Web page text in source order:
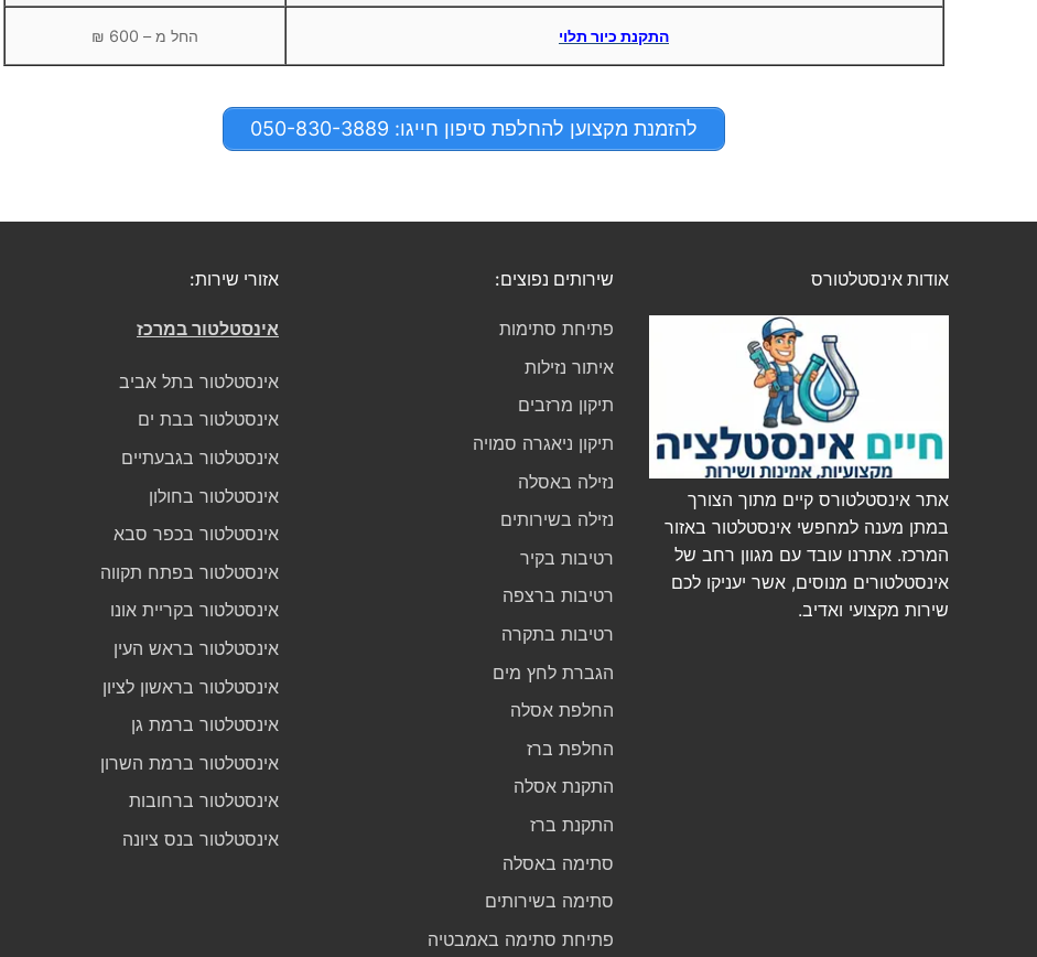
התקנת כיור תלוי החל מ – 600 ₪
להזמנת מקצוען להחלפת סיפון חייגו: 050-830-3889
אודות אינסטלטורס
אתר אינסטלטורס קיים מתוך הצורך
במתן מענה למחפשי אינסטלטור באזור
המרכז. אתרנו עובד עם מגוון רחב של
אינסטלטורים מנוסים, אשר יעניקו לכם
שירות מקצועי ואדיב.
שירותים נפוצים:
פתיחת סתימות
איתור נזילות
תיקון מרזבים
תיקון ניאגרה סמויה
נזילה באסלה
נזילה בשירותים
רטיבות בקיר
רטיבות ברצפה
רטיבות בתקרה
הגברת לחץ מים
החלפת אסלה
החלפת ברז
התקנת אסלה
התקנת ברז
סתימה באסלה
סתימה בשירותים
פתיחת סתימה באמבטיה
אזורי שירות:
אינסטלטור במרכז
אינסטלטור בתל אביב
אינסטלטור בבת ים
אינסטלטור בגבעתיים
אינסטלטור בחולון
אינסטלטור בכפר סבא
אינסטלטור בפתח תקווה
אינסטלטור בקריית אונו
אינסטלטור בראש העין
אינסטלטור בראשון לציון
אינסטלטור ברמת גן
אינסטלטור ברמת השרון
אינסטלטור ברחובות
אינסטלטור בנס ציונה